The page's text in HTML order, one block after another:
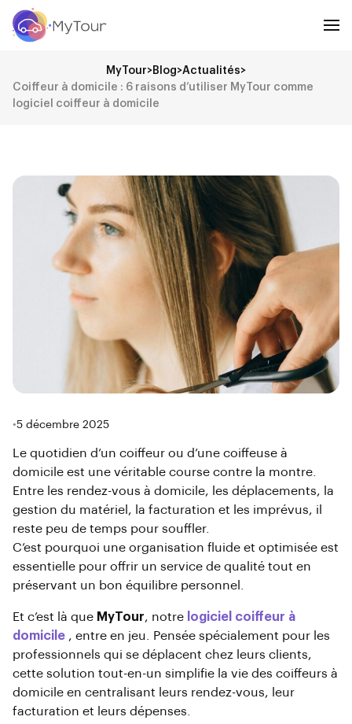
MyTour>Blog>Actualités>
Coiffeur à domicile : 6 raisons d’utiliser MyTour comme
logiciel coiffeur à domicile
•5 décembre 2025
Le quotidien d’un coiffeur ou d’une coiffeuse à
domicile est une véritable course contre la montre.
Entre les rendez-vous à domicile, les déplacements, la
gestion du matériel, la facturation et les imprévus, il
reste peu de temps pour souffler.
C’est pourquoi une organisation fluide et optimisée est
essentielle pour offrir un service de qualité tout en
préservant un bon équilibre personnel.
Et c’est là que MyTour, notre logiciel coiffeur à
domicile , entre en jeu. Pensée spécialement pour les
professionnels qui se déplacent chez leurs clients,
cette solution tout-en-un simplifie la vie des coiffeurs à
domicile en centralisant leurs rendez-vous, leur
facturation et leurs dépenses.